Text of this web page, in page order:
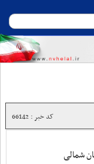
کد خبر : 66142
شمالی